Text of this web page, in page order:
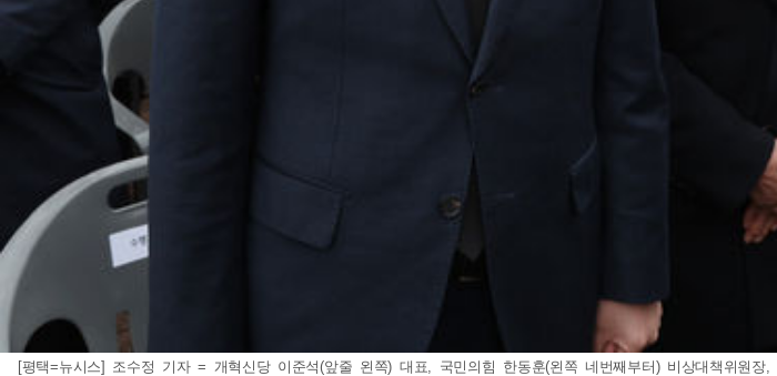
[평택=뉴시스] 조수정 기자 = 개혁신당 이준석(앞줄 왼쪽) 대표, 국민의힘 한동훈(왼쪽 네번째부터) 비상대책위원